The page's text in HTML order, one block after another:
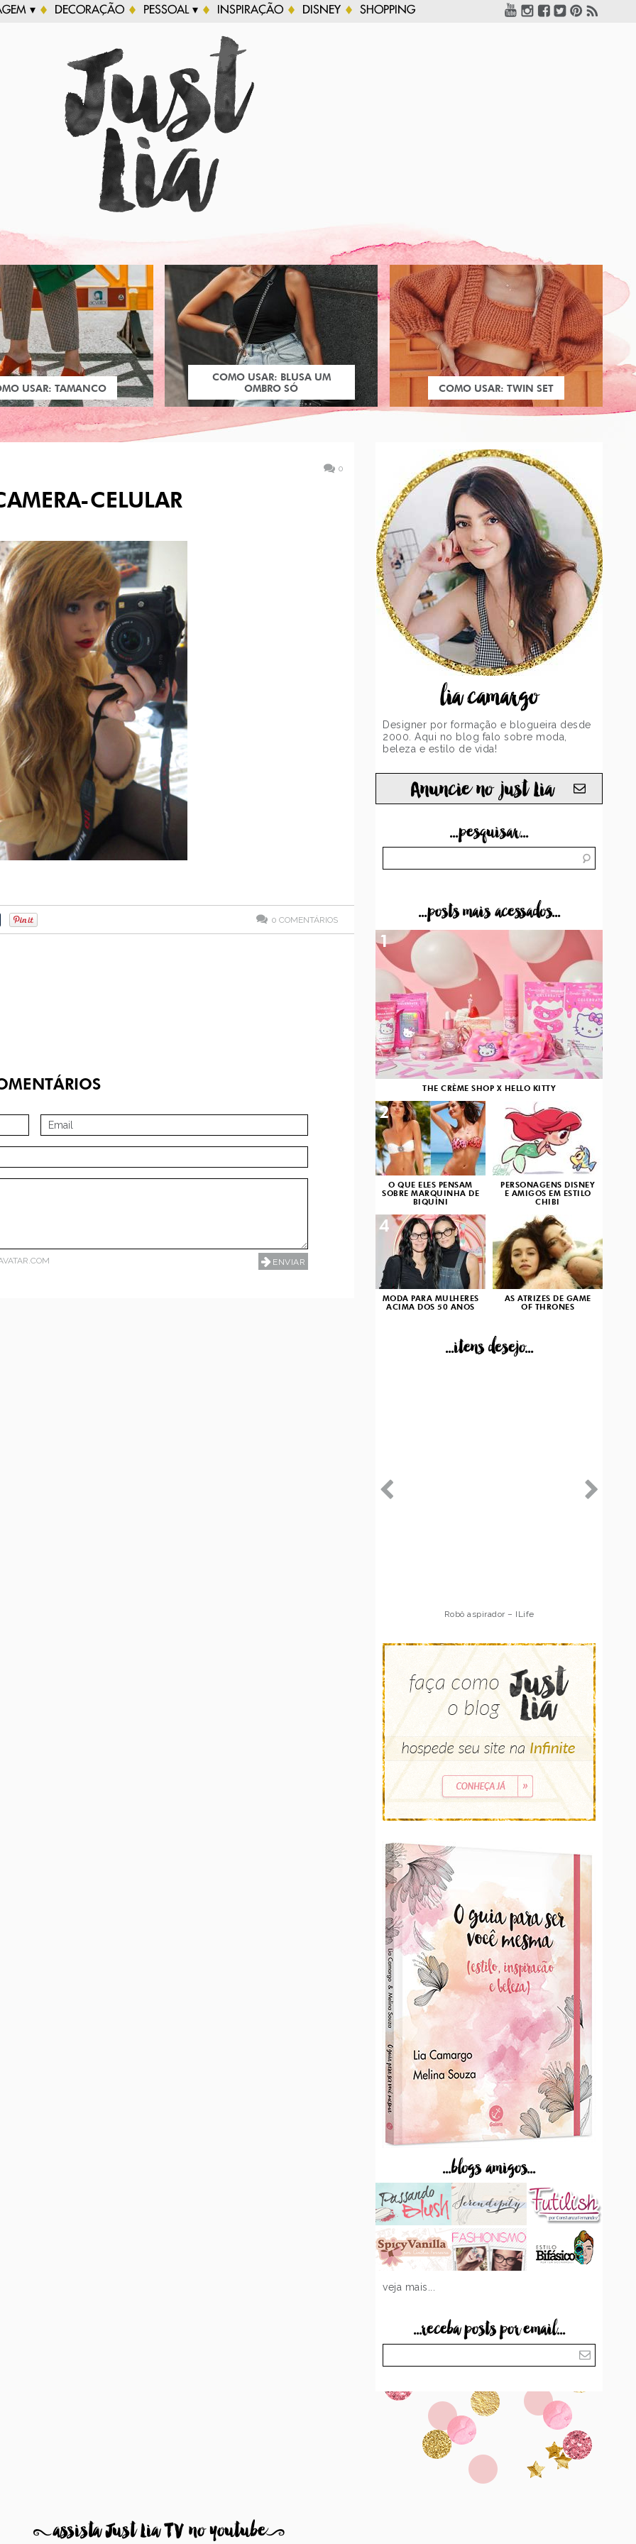
▾ DECORAÇÃO PESSOAL ▾ INSPIRAÇÃO DISNEY SHOPPING
USAR: TAMANCO
COMO USAR: BLUSA UM
OMBRO SÓ
COMO USAR: TWIN SET
0
CELULAR
0 COMENTÁRIOS
lia camargo
Designer por formação e blogueira desde
2000. Aqui no blog falo sobre moda,
beleza e estilo de vida!
Anuncie no just Lia
...pesquisar...
...posts mais acessados...
THE CRÈME SHOP X HELLO KITTY
1
O QUE ELES PENSAM
SOBRE MARQUINHA DE
BIQUÍNI
2
PERSONAGENS DISNEY
E AMIGOS EM ESTILO
CHIBI
3
MODA PARA MULHERES
ACIMA DOS 50 ANOS
4
AS ATRIZES DE GAME
OF THRONES
...itens desejo...
Robô aspirador – Multilaser
...blogs amigos...
veja mais...
...receba posts por email...
8assista Just Lia TV no youtube9